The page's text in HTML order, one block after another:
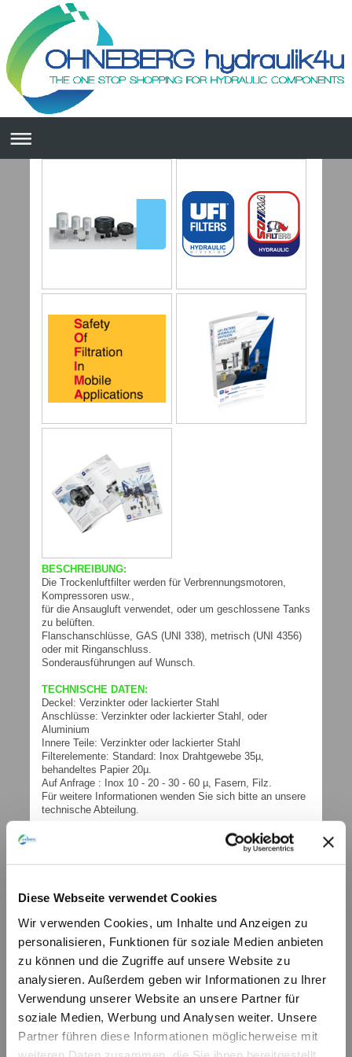
Diese Webseite verwendet Cookies
Wir verwenden Cookies, um Inhalte und Anzeigen zu
personalisieren, Funktionen für soziale Medien anbieten
zu können und die Zugriffe auf unsere Website zu
analysieren. Außerdem geben wir Informationen zu Ihrer
Verwendung unserer Website an unsere Partner für
soziale Medien, Werbung und Analysen weiter. Unsere
Partner führen diese Informationen möglicherweise mit
BESCHREIBUNG:
Die Trockenluftfilter werden für Verbrennungsmotoren,
Kompressoren usw.,
für die Ansaugluft verwendet, oder um geschlossene Tanks
zu belüften.
Flanschanschlüsse, GAS (UNI 338), metrisch (UNI 4356)
oder mit Ringanschluss.
Sonderausführungen auf Wunsch.
TECHNISCHE DATEN:
Deckel: Verzinkter oder lackierter Stahl
Anschlüsse: Verzinkter oder lackierter Stahl, oder
Aluminium
Innere Teile: Verzinkter oder lackierter Stahl
Filterelemente: Standard: Inox Drahtgewebe 35µ,
behandeltes Papier 20µ.
Auf Anfrage : Inox 10 - 20 - 30 - 60 µ, Fasern, Filz.
Für weitere Informationen wenden Sie sich bitte an unsere
technische Abteilung.
weitere technische Informationen (PDF)
© by hydraulik4u - ÄNDERUNGEN
Ufi-Sofima_HYD_Catalogo_2018_CBF-FA_Web.
PDF-Dokument [578.9 KB]
weitere technische Informationen (PDF)
CBS-SAB
© by hydraulik4u - ÄNDERUNGEN
VORBEHALTEN. MODIFICATIONS
RESERVED WITHOUT PRIOR NOTICE.
Ufi-Sofima_HYD_Catalogo_2018_CBS-
SAB_Web[...]
PDF-Dokument [667.8 KB]
weitere technische Informationen (PDF)